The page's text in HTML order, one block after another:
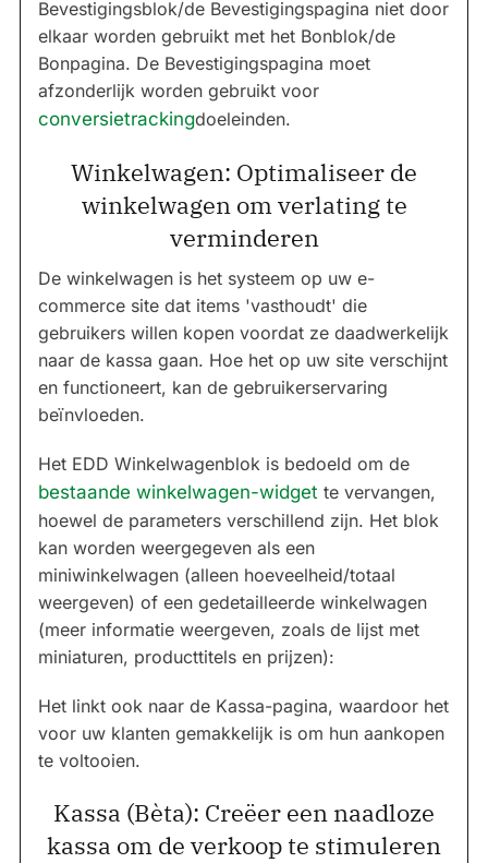
Bevestigingsblok/de Bevestigingspagina niet door
elkaar worden gebruikt met het Bonblok/de
Bonpagina. De Bevestigingspagina moet
afzonderlijk worden gebruikt voor
conversietrackingdoeleinden.
Winkelwagen: Optimaliseer de
winkelwagen om verlating te
verminderen
De winkelwagen is het systeem op uw e-
commerce site dat items 'vasthoudt' die
gebruikers willen kopen voordat ze daadwerkelijk
naar de kassa gaan. Hoe het op uw site verschijnt
en functioneert, kan de gebruikerservaring
beïnvloeden.
Het EDD Winkelwagenblok is bedoeld om de
bestaande winkelwagen-widget te vervangen,
hoewel de parameters verschillend zijn. Het blok
kan worden weergegeven als een
miniwinkelwagen (alleen hoeveelheid/totaal
weergeven) of een gedetailleerde winkelwagen
(meer informatie weergeven, zoals de lijst met
miniaturen, producttitels en prijzen):
Het linkt ook naar de Kassa-pagina, waardoor het
voor uw klanten gemakkelijk is om hun aankopen
te voltooien.
Kassa (Bèta): Creëer een naadloze
kassa om de verkoop te stimuleren